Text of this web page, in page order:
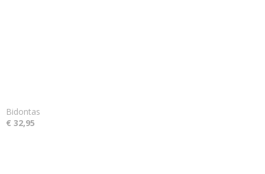
Bidontas
€ 32,95